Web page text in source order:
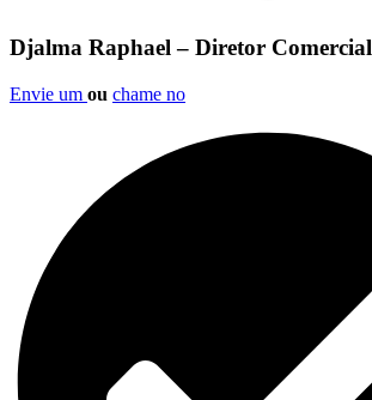
Djalma Raphael – Diretor Comercial
Envie um ou chame no